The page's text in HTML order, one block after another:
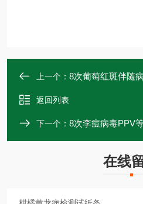
上一个： 8次葡萄红斑伴随病
返回列表
下一个： 8次李痘病毒PPV
在线